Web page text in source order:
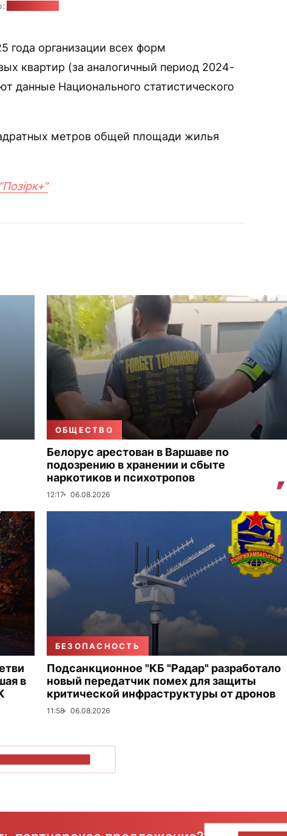
года организации всех форм
квартир (за аналогичный период 2024-
данные Национального статистического
метров общей площади жилья
ОБЩЕСТВО
Белорус арестован в Варшаве по
подозрению в хранении и сбыте
наркотиков и психотропов
12:17 06.08.2026
в
БЕЗОПАСНОСТЬ
Подсанкционное "КБ "Радар" разработало
новый передатчик помех для защиты
критической инфраструктуры от дронов
11:58 06.08.2026